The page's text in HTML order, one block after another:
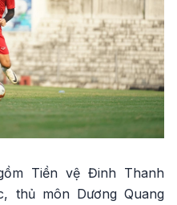
Tiền vệ Đinh Thanh
thủ môn Dương Quang